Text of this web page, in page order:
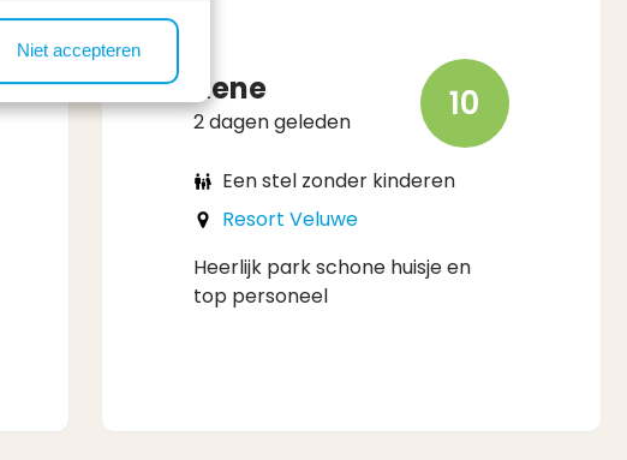
Niet accepteren
Rene
2 dagen geleden 10
Een stel zonder kinderen
Resort Veluwe
Heerlijk park schone huisje en
top personeel